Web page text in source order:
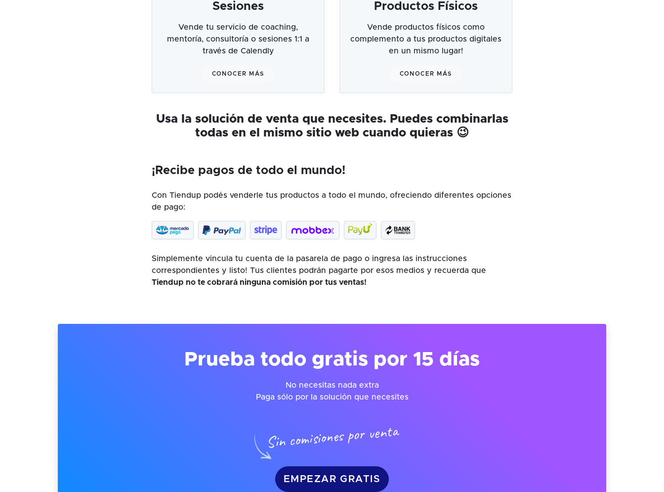
Sesiones
Vende tu servicio de coaching,
mentoría, consultoría o sesiones 1:1 a
través de Calendly
CONOCER MÁS
Productos Físicos
Vende productos físicos como
complemento a tus productos digitales
en un mismo lugar!
CONOCER MÁS
Usa la solución de venta que necesites. Puedes combinarlas
todas en el mismo sitio web cuando quieras 😉
¡Recibe pagos de todo el mundo!
Con Tiendup podés venderle tus productos a todo el mundo, ofreciendo diferentes opciones
de pago:
Simplemente vincula tu cuenta de la pasarela de pago o ingresa las instrucciones
correspondientes y listo! Tus clientes podrán pagarte por esos medios y recuerda que
Tiendup no te cobrará ninguna comisión por tus ventas!
Prueba todo gratis por 15 días
No necesitas nada extra
Paga sólo por la solución que necesites
Sin comisiones por venta
EMPEZAR GRATIS